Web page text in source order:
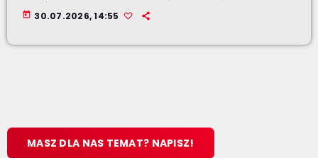
today 30.07.2026, 14:55
MASZ DLA NAS TEMAT? NAPISZ!